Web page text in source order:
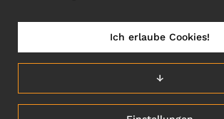
DEUTSCHLAND/DEUTSCH
↓
Ich erlaube Cookies!